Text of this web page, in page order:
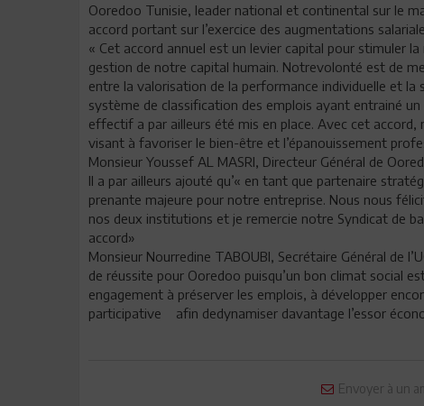
Ooredoo Tunisie, leader national et continental sur le
accord portant sur l’exercice des augmentations
« Cet accord annuel est un levier capital pour stimuler
gestion de notre capital humain. Notrevolonté est de
entre la valorisation de la performance individuelle et la
système de classification des emplois ayant entrainé
effectif a par ailleurs été mis en place. Avec cet
visant à favoriser le bien-être et l’épanouissement
Monsieur Youssef AL MASRI, Directeur Général de
Il a par ailleurs ajouté qu’« en tant que partenaire
prenante majeure pour notre entreprise. Nous nous
nos deux institutions et je remercie notre Syndicat de
accord»
Monsieur Nourredine TABOUBI, Secrétaire Général de
de réussite pour Ooredoo puisqu’un bon climat social
engagement à préserver les emplois, à développer
participative afin dedynamiser davantage l’essor
Envoyer à un